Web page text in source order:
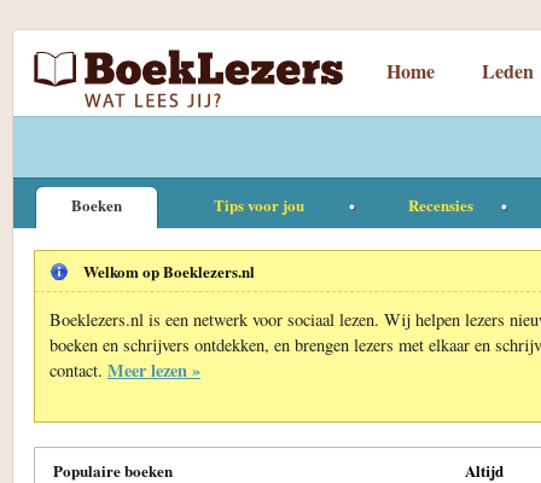
Home Leden
Boeken Tips voor jou Recensies
Welkom op Boeklezers.nl
Boeklezers.nl is een netwerk voor sociaal lezen. Wij helpen lezers
boeken en schrijvers ontdekken, en brengen lezers met elkaar en
contact. Meer lezen »
Populaire boeken Altijd